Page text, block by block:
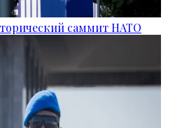
саммит НАТО